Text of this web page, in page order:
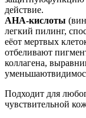
действие.
АНА-кислоты
легкий пилинг,
еёот мертвых
отбеливают
коллагена,
Подходит для
чувствительной